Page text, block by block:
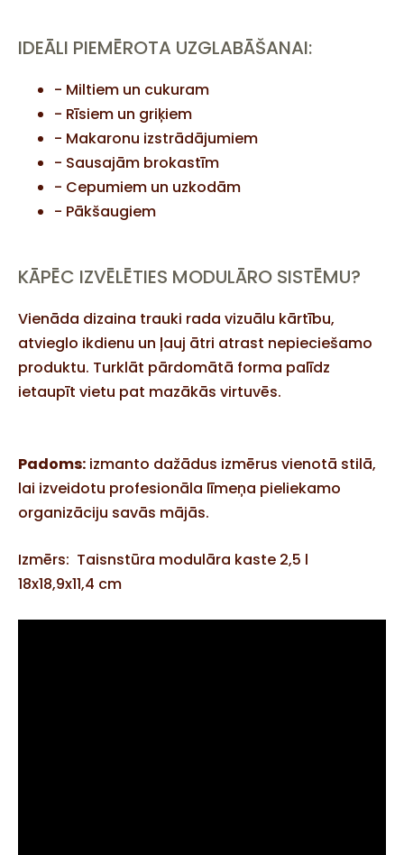
IDEĀLI PIEMĒROTA UZGLABĀŠANAI:
- Miltiem un cukuram
- Rīsiem un griķiem
- Makaronu izstrādājumiem
- Sausajām brokastīm
- Cepumiem un uzkodām
- Pākšaugiem
KĀPĒC IZVĒLĒTIES MODULĀRO SISTĒMU?
Vienāda dizaina trauki rada vizuālu kārtību,
atvieglo ikdienu un ļauj ātri atrast nepieciešamo
produktu. Turklāt pārdomātā forma palīdz
ietaupīt vietu pat mazākās virtuvēs.
Padoms: izmanto dažādus izmērus vienotā stilā,
lai izveidotu profesionāla līmeņa pieliekamo
organizāciju savās mājās.
Izmērs: Taisnstūra modulāra kaste 2,5 l
18x18,9x11,4 cm